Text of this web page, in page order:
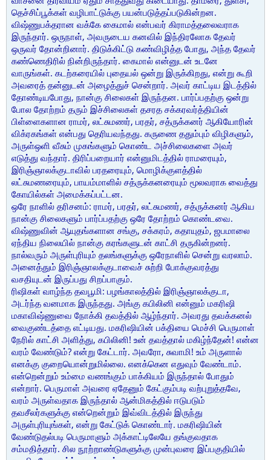
தெச்சிப்பூக்கள் வழிபாட்டுக்கு பயன்படுத்தப்படுகின்றன.
விஷ்ணுபக்தரான வக்கே கைமால் என்பவர் கிராமத்தலைவராக
இருந்தார். ஒருநாள், அவருடைய கனவில் இந்திரலோக தேவர்
ஒருவர் தோன்றினார். திடுக்கிட்டு கண்விழித்த போது, அந்த தேவர்
கண்ணெதிரில் நின்றிருந்தார். கைமால் என்னுடன் உடனே
வாருங்கள். கடற்கரையில் புதையல் ஒன்று இருக்கிறது, என்று கூறி
அவரைத் தன்னுடன் அழைத்துச் சென்றார். அவர் காட்டிய இடத்தில்
தோண்டியபோது, நான்கு சிலைகள் இருந்தன. பார்ப்பதற்கு ஒன்று
போல தோற்றம் தரும் இச்சிலைகள் தசரத சக்கரவர்த்தியின்
பிள்ளைகளான ராமர், லட்சுமணர், பரதர், சத்ருக்கனர் ஆகியோரின்
விக்ரகங்கள் என்பது தெரியவந்தது. கருணை ததும்பும் விழிகளும்,
அருள்ஒளி வீசும் முகங்களும் கொண்ட அச்சிலைகளை அவர்
எடுத்து வந்தார். திரிப்பறையார் என்னுமிடத்தில் ராமரையும்,
இரிஞ்ஞாலக்குடாவில் பரதரையும், மொழிக்குளத்தில்
லட்சுமணரையும், பாயம்மாளில் சத்ருக்கனரையும் மூலவராக வைத்து
கோயில்கள் அமைக்கப்பட்டன.
ஒரே நாளில் தரிசனம்: ராமர், பரதர், லட்சுமணர், சத்ருக்கனர் ஆகிய
நான்கு சிலைகளும் பார்ப்பதற்கு ஒரே தோற்றம் கொண்டவை.
விஷ்ணுவின் ஆயுதங்களான சங்கு, சக்கரம், கதாயுதம், ஜபமாலை
ஏந்திய நிலையில் நான்கு கரங்களுடன் காட்சி தருகின்றனர்.
நால்வரும் அருள்புரியும் தலங்களுக்கு ஒரேநாளில் சென்று வரலாம்.
அனைத்தும் இரிஞ்ஞாலக்குடாவைச் சுற்றி போக்குவரத்து
வசதியுடன் இருப்பது சிறப்பாகும்.
ரிஷிகள் வாழ்ந்த தவபூமி: பழங்காலத்தில் இரிஞ்ஞாலக்குடா,
அடர்ந்த வனமாக இருந்தது. அங்கு கபிலினி என்னும் மகரிஷி
மகாவிஷ்ணுவை நோக்கி தவத்தில் ஆழ்ந்தார். அவரது தவக்கனல்
வைகுண்டத்தை எட்டியது. மகரிஷியின் பக்தியை மெச்சி பெருமாள்
நேரில் காட்சி அளித்து, கபிலினி! உன் தவத்தால் மகிழ்ந்தேன்! என்ன
வரம் வேண்டும்? என்று கேட்டார். அவரோ, சுவாமி! உம் அருளால்
எனக்கு குறையொன்றுமில்லை. எனக்கென எதுவும் வேண்டாம்.
என்றென்றும் உம்மை வணங்கும் பாக்கியம் இருந்தால் போதும்
என்றார். பெருமாள் அவரை ஏதேனும் கேட்கும்படி வற்புறுத்தவே,
வரம் அருள்வதாக இருந்தால் ஆன்மிகத்தில் ஈடுபடும்
தவசீலர்களுக்கு என்றென்றும் இவ்விடத்தில் இருந்து
அருள்புரியுங்கள், என்று கேட்டுக் கொண்டார். மகரிஷியின்
வேண்டுதல்படி பெருமாளும் அக்காட்டிலேயே தங்குவதாக
சம்மதித்தார். சில நூற்றாண்டுகளுக்கு முன்புவரை இப்பகுதியில்